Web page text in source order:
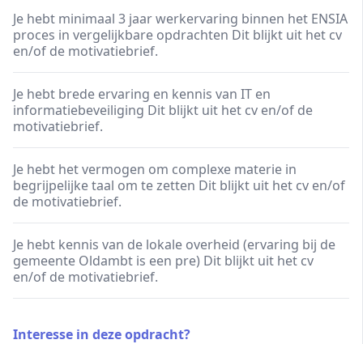
Je hebt minimaal 3 jaar werkervaring binnen het ENSIA
proces in vergelijkbare opdrachten Dit blijkt uit het cv
en/of de motivatiebrief.
Je hebt brede ervaring en kennis van IT en
informatiebeveiliging Dit blijkt uit het cv en/of de
motivatiebrief.
Je hebt het vermogen om complexe materie in
begrijpelijke taal om te zetten Dit blijkt uit het cv en/of
de motivatiebrief.
Je hebt kennis van de lokale overheid (ervaring bij de
gemeente Oldambt is een pre) Dit blijkt uit het cv
en/of de motivatiebrief.
Interesse in deze opdracht?